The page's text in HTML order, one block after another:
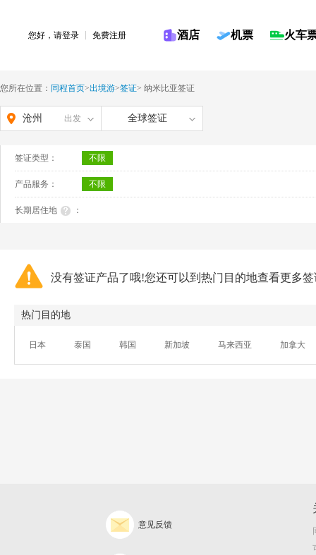
您好，请登录 免费注册 酒店 机票 火车
您所在位置： 同程首页>出境游>签证> 纳米比亚签证
沧州 出发 全球签证
签证类型： 不限
产品服务： 不限
长期居住地 ：
没有签证产品了哦!您还可以到热门目的地查看更多
热门目的地
日本 泰国 韩国 新加坡 马来西亚 加拿大
意见反馈